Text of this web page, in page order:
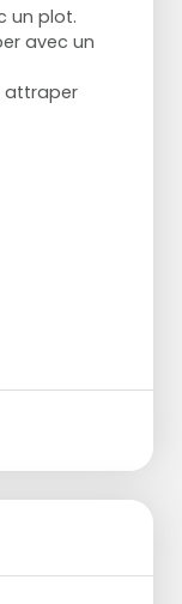
un plot.
avec un
attraper